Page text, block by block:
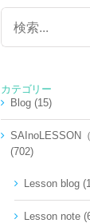
検
…
カテゴリー
Blog (15)
SAInoLESSON
(702)
Lesson blog
Lesson note